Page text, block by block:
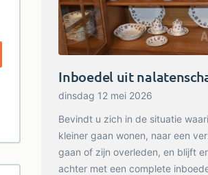
Inboedel uit
dinsdag 12 mei 2026
Bevindt u zich in de situatie
kleiner gaan wonen, naar een
gaan of zijn overleden, en blijft
achter met een complete